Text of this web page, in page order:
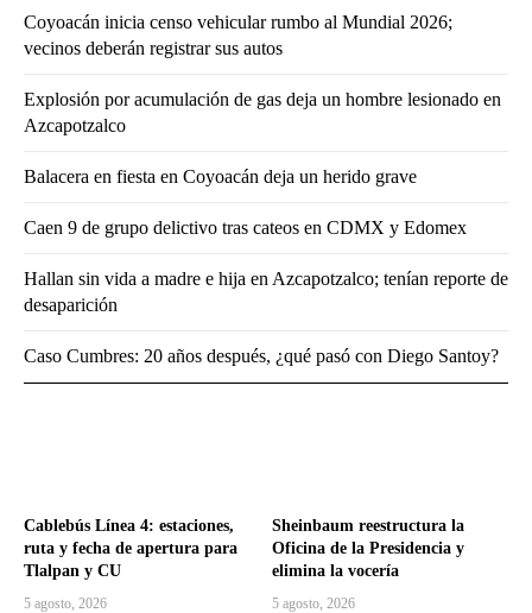
Cablebús Línea 4: estaciones,
ruta y fecha de apertura para
Tlalpan y CU
5 agosto, 2026
Sheinbaum reestructura la
Oficina de la Presidencia y
elimina la vocería
5 agosto, 2026
Coyoacán inicia censo vehicular rumbo al Mundial 2026;
vecinos deberán registrar sus autos
Explosión por acumulación de gas deja un hombre lesionado en
Azcapotzalco
Balacera en fiesta en Coyoacán deja un herido grave
Caen 9 de grupo delictivo tras cateos en CDMX y Edomex
Hallan sin vida a madre e hija en Azcapotzalco; tenían reporte de
desaparición
Caso Cumbres: 20 años después, ¿qué pasó con Diego Santoy?